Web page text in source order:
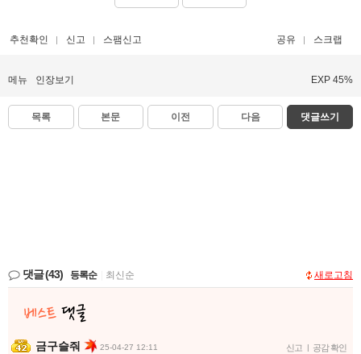
추천확인 신고 스팸신고 공유 스크랩
메뉴 인장보기 EXP 45%
목록 본문 이전 다음 댓글쓰기
댓글(43) 등록순 최신순 새로고침
금구슬줘 25-04-27 12:11 신고 | 공감 확인